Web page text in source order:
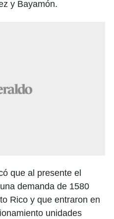
y Bayamón.
que al presente el
demanda de 1580
Rico y que entraron en
unidades